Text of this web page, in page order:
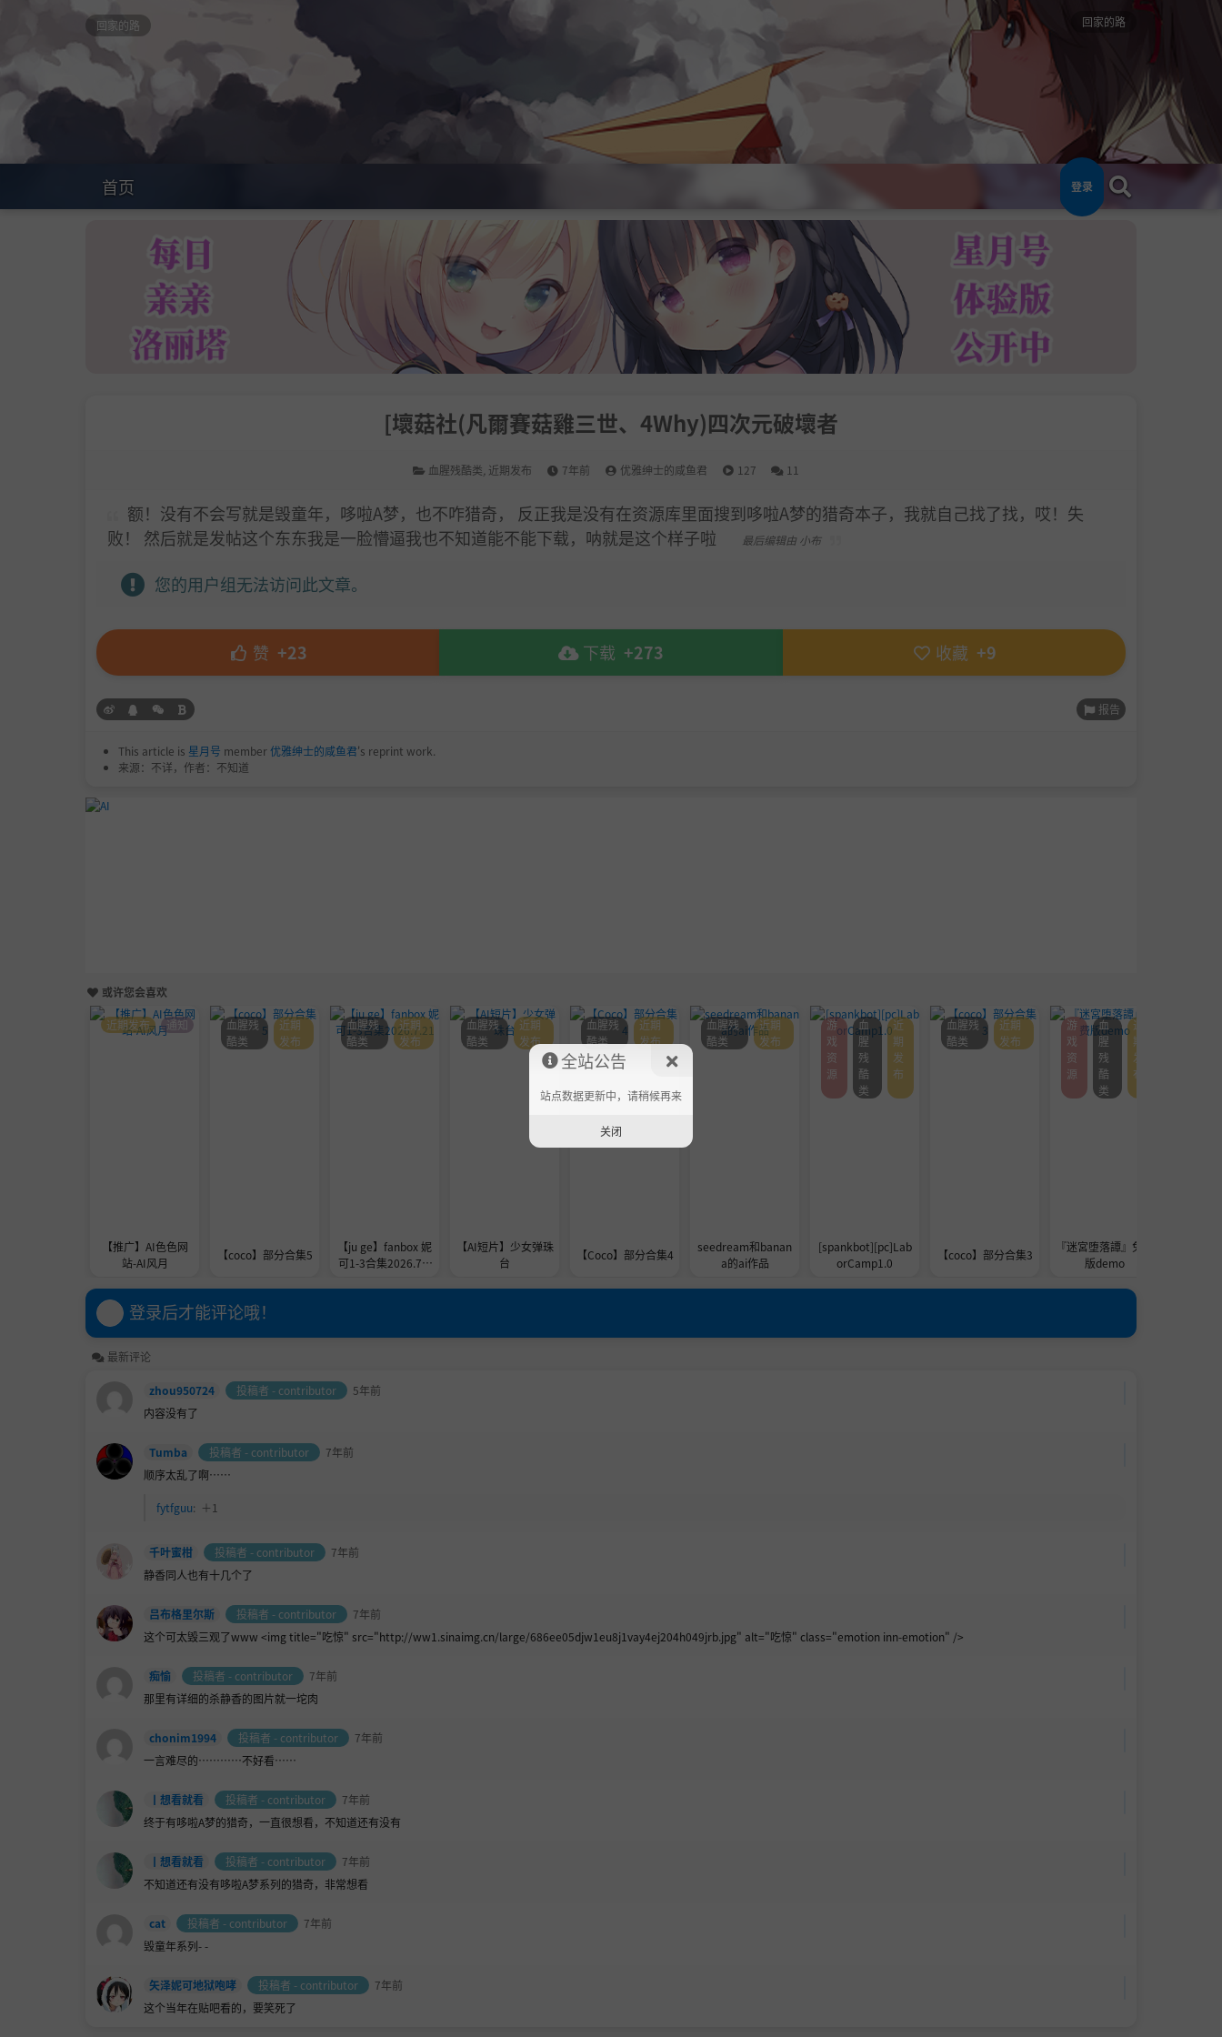
回家的路 回家的路
首页 登录
[壞菇社(凡爾賽菇雞三世、4Why)四次元破壞者
血腥残酷类 近期发布 7年前 优雅绅士的咸鱼君 127 11
额！没有不会写就是毁童年，哆啦A梦，也不咋猎奇， 反正我是没有在资源库里面搜到哆啦A梦的猎奇本子，我就自己找了找，哎！失
败！ 然后就是发帖这个东东我是一脸懵逼我也不知道能不能下载，呐就是这个样子啦
最后编辑由 小布
您的用户组无法访问此文章。
赞 +23 下载 +273 收藏 +9
报告
This article is 星月号 member优雅绅士的咸鱼君's reprint work.
来源：不详，作者：不知道
或许您会喜欢
【推广】AI色色网
站-AI风月
近期发布 通知
【coco】部分合集5
血腥残
酷类
近期
发布
【ju ge】fanbox 妮
可1-3合集2026.7.2
血腥残
酷类
近期
发布
【AI短片】少女弹珠
台
血腥残
酷类
近期
发布
【Coco】部分合集4
血腥残
酷类
近期
发布
seedream和banan
a的ai作品
血腥残
酷类
近期
发布
[spankbot][pc]Lab
orCamp1.0
游
戏
资
源
血
腥
残
酷
类
近
期
发
布
【coco】部分合集3
血腥残
酷类
近期
发布
『迷宮堕落譚』免费
版demo
游
戏
资
源
血
腥
残
酷
类
近
期
发
布
登录后才能评论哦！
最新评论
zhou950724 投稿者 - contributor
5年前
内容没有了
Tumba 投稿者 - contributor
7年前
顺序太乱了啊……
fytfguu: ＋1
千叶蜜柑 投稿者 - contributor
7年前
静香同人也有十几个了
吕布格里尔斯 投稿者 - contributor
7年前
这个可太毁三观了www <img title="吃惊" src="http://ww1.sinaimg.cn/large/686ee05djw1eu8j1vay4ej204h049jrb.jpg" alt="吃惊" class="emotion inn-emotion" />
痴愉 投稿者 - contributor
7年前
那里有详细的杀静香的图片就一坨肉
chonim1994 投稿者 - contributor
7年前
一言难尽的…………不好看……
丨想看就看 投稿者 - contributor
7年前
终于有哆啦A梦的猎奇，一直很想看，不知道还有没有
丨想看就看 投稿者 - contributor
7年前
不知道还有没有哆啦A梦系列的猎奇，非常想看
cat 投稿者 - contributor
7年前
毁童年系列- -
矢泽妮可地狱咆哮 投稿者 - contributor
7年前
这个当年在贴吧看的，要笑死了
全站公告
站点数据更新中，请稍候再来
关闭